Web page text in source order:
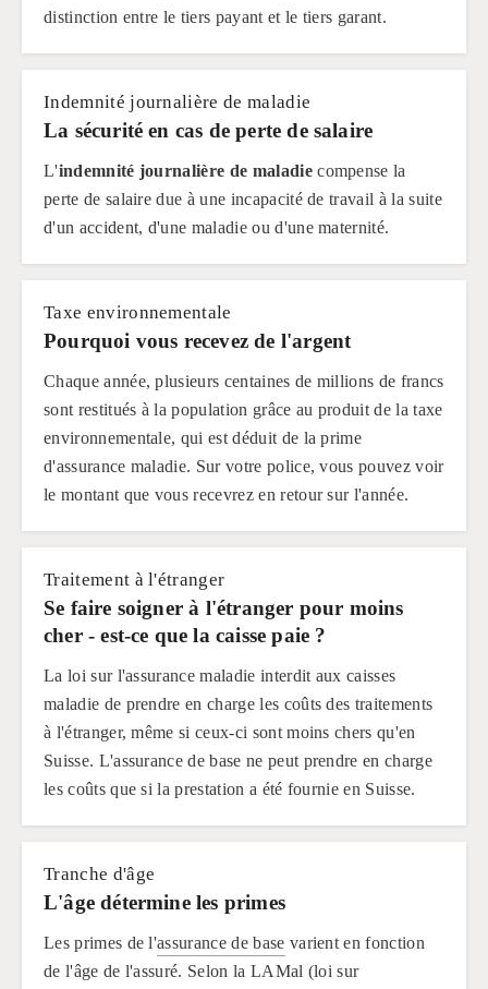
distinction entre le tiers payant et le tiers garant.
Indemnité journalière de maladie
La sécurité en cas de perte de salaire
L'indemnité journalière de maladiecompense la
perte de salaire due à une incapacité de travail à la suite
d'un accident, d'une maladie ou d'une maternité.
Taxe environnementale
Pourquoi vous recevez de l'argent
Chaque année, plusieurs centaines de millions de francs
sont restitués à la population grâce au produit de la taxe
environnementale, qui est déduit de la prime
d'assurance maladie. Sur votre police, vous pouvez voir
le montant que vous recevrez en retour sur l'année.
Traitement à l'étranger
Se faire soigner à l'étranger pour moins
cher - est-ce que la caisse paie ?
La loi sur l'assurance maladie interdit aux caisses
maladie de prendre en charge les coûts des traitements
à l'étranger, même si ceux-ci sont moins chers qu'en
Suisse. L'assurance de base ne peut prendre en charge
les coûts que si la prestation a été fournie en Suisse.
Tranche d'âge
L'âge détermine les primes
Les primes de l'assurance de base varient en fonction
de l'âge de l'assuré. Selon la LAMal (loi sur